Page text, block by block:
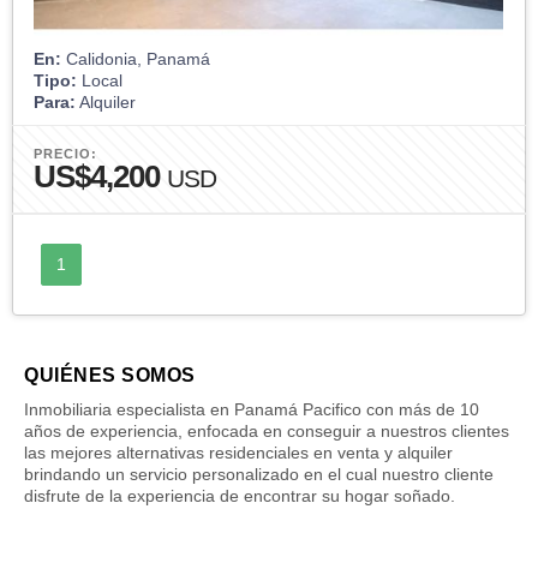
En: Calidonia, Panamá
Tipo: Local
Para: Alquiler
PRECIO:
US$4,200 USD
1
QUIÉNES SOMOS
Inmobiliaria especialista en Panamá Pacifico con más de 10
años de experiencia, enfocada en conseguir a nuestros clientes
las mejores alternativas residenciales en venta y alquiler
brindando un servicio personalizado en el cual nuestro cliente
disfrute de la experiencia de encontrar su hogar soñado.